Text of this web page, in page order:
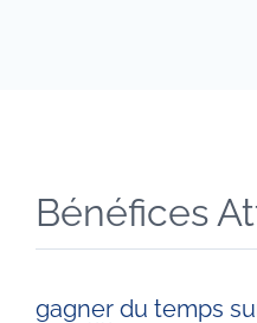
Bénéfices
gagner du temps